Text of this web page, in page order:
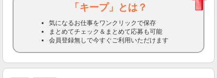
「キープ」とは？
気になるお仕事をワンクリックで保存
まとめてチェック＆まとめて応募も可能
会員登録無しで今すぐご利用いただけます